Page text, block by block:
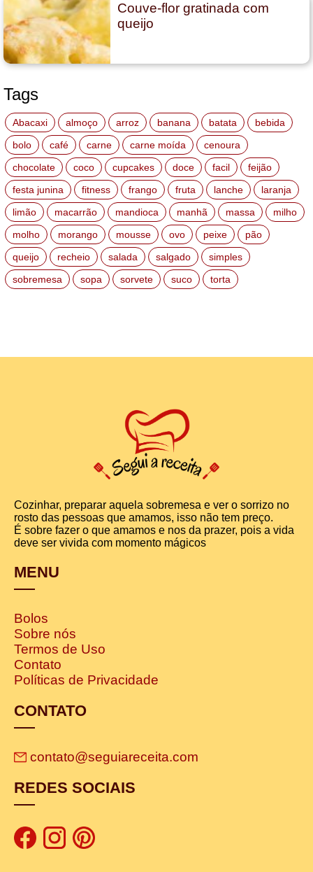
Couve-flor gratinada com
queijo
Tags
Abacaxi almoço arroz banana batata
bebida
bolo
café carne carne moída
cenoura
chocolate
coco cupcakes doce facil
feijão
festa junina
fitness frango fruta lanche
laranja
limão
macarrão mandioca manhã massa
milho
molho
morango mousse ovo peixe
pão
queijo
recheio salada salgado
simples
sobremesa
sopa sorvete suco torta
Cozinhar, preparar aquela sobremesa e ver o sorrizo no
rosto das pessoas que amamos, isso não tem preço.
É sobre fazer o que amamos e nos da prazer, pois a vida
deve ser vivida com momento mágicos
MENU
Bolos
Sobre nós
Termos de Uso
Contato
Políticas de Privacidade
CONTATO
contato@seguiareceita.com
REDES SOCIAIS